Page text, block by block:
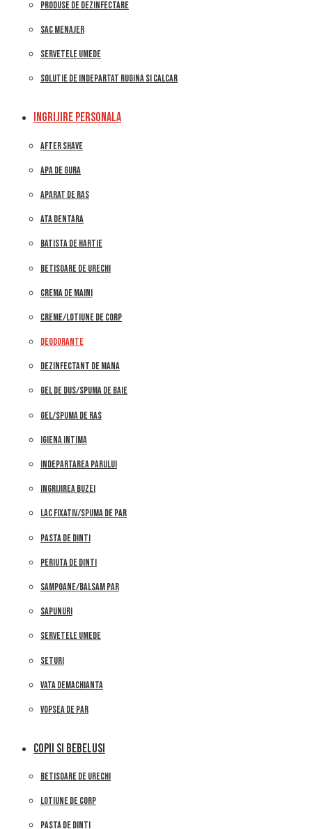
PRODUSE DE DEZINFECTARE
SAC MENAJER
SERVETELE UMEDE
SOLUTIE DE INDEPARTAT RUGINA SI CALCAR
INGRIJIRE PERSONALA
AFTER SHAVE
APA DE GURA
APARAT DE RAS
ATA DENTARA
BATISTA DE HARTIE
BETISOARE DE URECHI
CREMA DE MAINI
CREME/LOTIUNE DE CORP
DEODORANTE
DEZINFECTANT DE MANA
GEL DE DUS/SPUMA DE BAIE
GEL/SPUMA DE RAS
IGIENA INTIMA
INDEPARTAREA PARULUI
INGRIJIREA BUZEI
LAC FIXATIV/SPUMA DE PAR
PASTA DE DINTI
PERIUTA DE DINTI
SAMPOANE/BALSAM PAR
SAPUNURI
SERVETELE UMEDE
SETURI
VATA DEMACHIANTA
VOPSEA DE PAR
COPII SI BEBELUSI
BETISOARE DE URECHI
LOTIUNE DE CORP
PASTA DE DINTI